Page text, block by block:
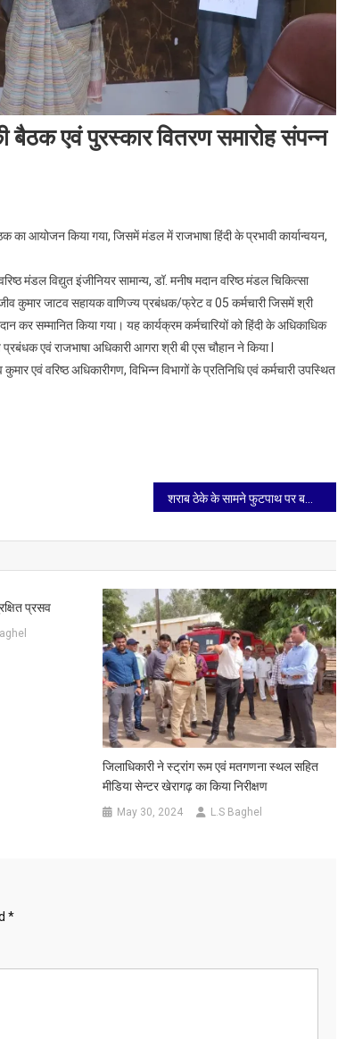
बैठक एवं पुरस्कार वितरण समारोह संपन्न
आयोजन किया गया, जिसमें मंडल में राजभाषा हिंदी के प्रभावी कार्यान्वयन,
मंडल विद्युत इंजीनियर सामान्य, डॉ. मनीष मदान वरिष्ठ मंडल चिकित्सा
कुमार जाटव सहायक वाणिज्य प्रबंधक/फ्रेट व 05 कर्मचारी जिसमें श्री
कर सम्मानित किया गया। यह कार्यक्रम कर्मचारियों को हिंदी के अधिकाधिक
एवं राजभाषा अधिकारी आगरा श्री बी एस चौहान ने किया l
वरिष्ठ अधिकारीगण, विभिन्न विभागों के प्रतिनिधि एवं कर्मचारी उपस्थित
शराब ठेके के सामने फुटपाथ पर बनी अवैध कैंटीन ध्वस्त, जाम और हादसों के खतरे से मिली राहत
प्रसव
जिलाधिकारी ने स्ट्रांग रूम एवं मतगणना स्थल सहित
मीडिया सेन्टर खेरागढ़ का किया निरीक्षण
May 30, 2024 L.S Baghel
*